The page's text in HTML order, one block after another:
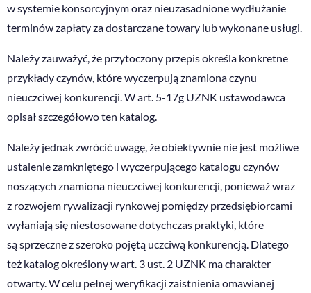
w systemie konsorcyjnym oraz nieuzasadnione wydłużanie
terminów zapłaty za dostarczane towary lub wykonane usługi.
Należy zauważyć, że przytoczony przepis określa konkretne
przykłady czynów, które wyczerpują znamiona czynu
nieuczciwej konkurencji. W art. 5-17g UZNK ustawodawca
opisał szczegółowo ten katalog.
Należy jednak zwrócić uwagę, że obiektywnie nie jest możliwe
ustalenie zamkniętego i wyczerpującego katalogu czynów
noszących znamiona nieuczciwej konkurencji, ponieważ wraz
z rozwojem rywalizacji rynkowej pomiędzy przedsiębiorcami
wyłaniają się niestosowane dotychczas praktyki, które
są sprzeczne z szeroko pojętą uczciwą konkurencją. Dlatego
też katalog określony w art. 3 ust. 2 UZNK ma charakter
otwarty. W celu pełnej weryfikacji zaistnienia omawianej